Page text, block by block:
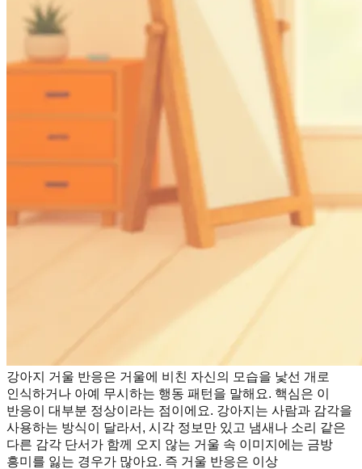
강아지 거울 반응은 거울에 비친 자신의 모습을 낯선 개로
인식하거나 아예 무시하는 행동 패턴을 말해요. 핵심은 이
반응이 대부분 정상이라는 점이에요. 강아지는 사람과 감각을
사용하는 방식이 달라서, 시각 정보만 있고 냄새나 소리 같은
다른 감각 단서가 함께 오지 않는 거울 속 이미지에는 금방
흥미를 잃는 경우가 많아요. 즉 거울 반응은 이상